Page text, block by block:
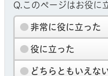
Q.このページはお役に
非常に役に立った
役に立った
どちらともいえな